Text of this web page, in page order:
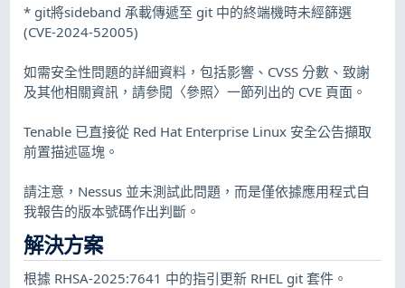
* git將sideband 承載傳遞至 git 中的終端機時未經篩選
(CVE-2024-52005)
如需安全性問題的詳細資料，包括影響、CVSS 分數、致謝
及其他相關資訊，請參閱〈參照〉一節列出的 CVE 頁面。
Tenable 已直接從 Red Hat Enterprise Linux 安全公告擷取
前置描述區塊。
請注意，Nessus 並未測試此問題，而是僅依據應用程式自
我報告的版本號碼作出判斷。
解決方案
根據 RHSA-2025:7641 中的指引更新 RHEL git 套件。